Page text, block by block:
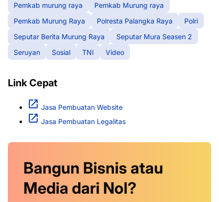
Pemkab murung raya
Pemkab Murung raya
Pemkab Murung Raya
Polresta Palangka Raya
Polri
Seputar Berita Murung Raya
Seputar Mura Seasen 2
Seruyan
Sosial TNI Video
Link Cepat
Jasa Pembuatan Website
Jasa Pembuatan Legalitas
Bangun Bisnis atau
Media dari Nol?